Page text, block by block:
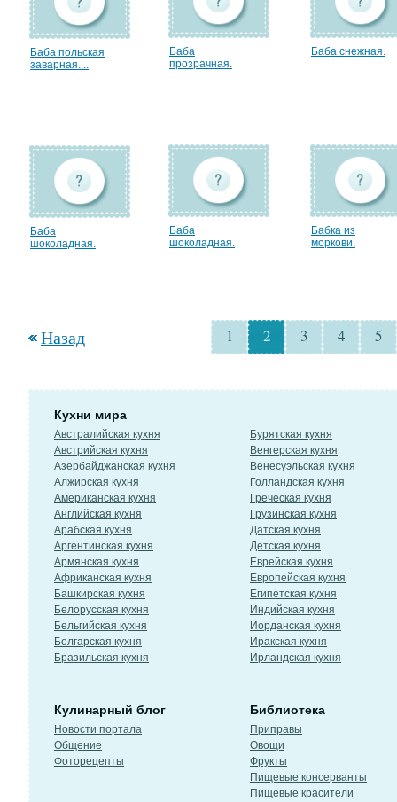
Баба польская
заварная....
Баба
прозрачная.
Баба снежная.
Баба
шоколадная.
Баба
шоколадная.
Бабка из
моркови.
Назад 1 2 3 4 5
Кухни мира
Австралийская кухня
Австрийская кухня
Азербайджанская кухня
Алжирская кухня
Американская кухня
Английская кухня
Арабская кухня
Аргентинская кухня
Армянская кухня
Африканская кухня
Башкирская кухня
Белорусская кухня
Бельгийская кухня
Болгарская кухня
Бразильская кухня
Бурятская кухня
Венгерская кухня
Венесуэльская кухня
Голландская кухня
Греческая кухня
Грузинская кухня
Датская кухня
Детская кухня
Еврейская кухня
Европейская кухня
Египетская кухня
Индийская кухня
Иорданская кухня
Иракская кухня
Ирландская кухня
Кулинарный блог
Новости портала
Общение
Фоторецепты
Библиотека
Приправы
Овощи
Фрукты
Пищевые консерванты
Пищевые красители